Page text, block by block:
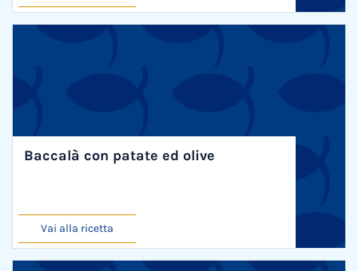
Baccalà con patate ed olive
Vai alla ricetta